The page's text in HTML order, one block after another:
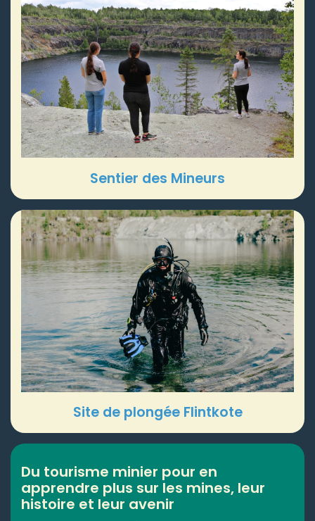
Sentier des Mineurs
Site de plongée Flintkote
Du tourisme minier pour en
apprendre plus sur les mines, leur
histoire et leur avenir